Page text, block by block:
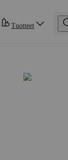
Tuotteet